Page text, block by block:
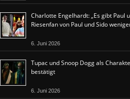
Charlotte Engelhardt: „Es gibt Paul
Riesenfan von Paul und Sido
6. Juni 2026
Tupac und Snoop Dogg als
bestätigt
6. Juni 2026